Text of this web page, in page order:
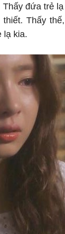
đứa trẻ
Thấy
lạ kia.